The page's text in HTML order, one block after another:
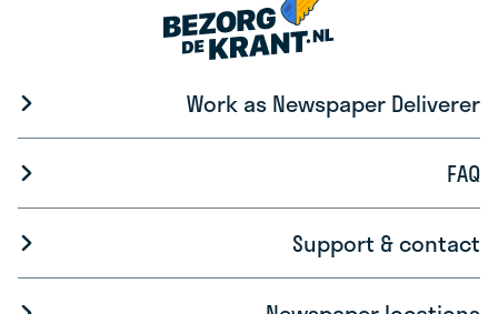
Work as Newspaper Deliverer
FAQ
Support & contact